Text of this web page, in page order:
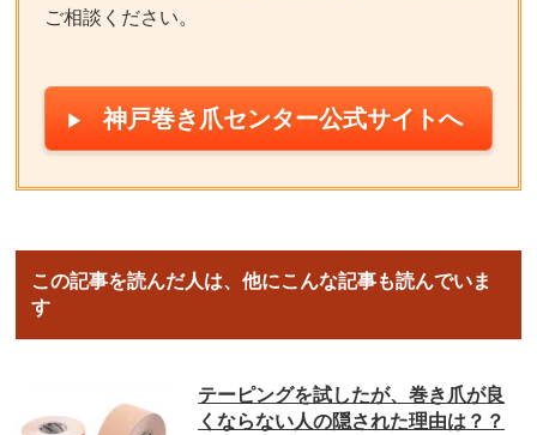
ご相談ください。
神戸巻き爪センター公式サイトへ
この記事を読んだ人は、他にこんな記事も読んでいま
す
テーピングを試したが、巻き爪が良
くならない人の隠された理由は？？